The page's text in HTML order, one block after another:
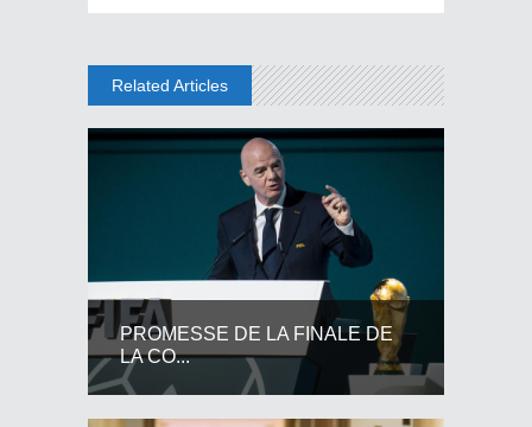
Related Articles
PROMESSE DE LA FINALE DE
LA CO...